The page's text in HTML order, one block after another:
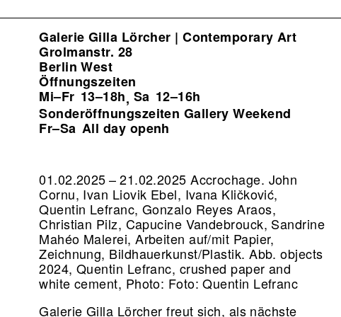
Galerie Gilla Lörcher | Contemporary Art
Grolmanstr. 28
Berlin West
Öffnungszeiten
Mi–Fr 13–18h, Sa 12–16h
Sonderöffnungszeiten Gallery Weekend
Fr–Sa All day openh
01.02.2025 – 21.02.2025 Accrochage. John
Cornu, Ivan Liovik Ebel, Ivana Kličković,
Quentin Lefranc, Gonzalo Reyes Araos,
Christian Pilz, Capucine Vandebrouck, Sandrine
Mahéo Malerei, Arbeiten auf/mit Papier,
Zeichnung, Bildhauerkunst/Plastik.Abb. objects
2024, Quentin Lefranc, crushed paper and
white cement, Photo: Foto: Quentin Lefranc
Galerie Gilla Lörcher freut sich, als nächste